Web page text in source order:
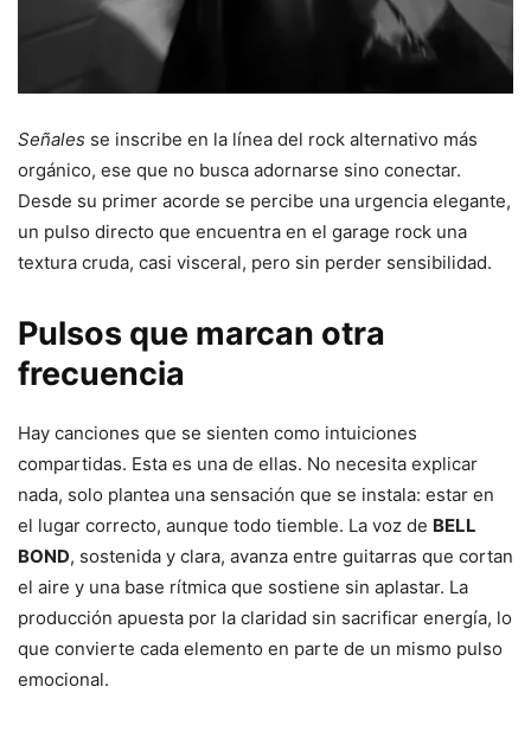
Señales se inscribe en la línea del rock alternativo más
orgánico, ese que no busca adornarse sino conectar.
Desde su primer acorde se percibe una urgencia elegante,
un pulso directo que encuentra en el garage rock una
textura cruda, casi visceral, pero sin perder sensibilidad.
Pulsos que marcan otra
frecuencia
Hay canciones que se sienten como intuiciones
compartidas. Esta es una de ellas. No necesita explicar
nada, solo plantea una sensación que se instala: estar en
el lugar correcto, aunque todo tiemble. La voz de BELL
BOND, sostenida y clara, avanza entre guitarras que cortan
el aire y una base rítmica que sostiene sin aplastar. La
producción apuesta por la claridad sin sacrificar energía, lo
que convierte cada elemento en parte de un mismo pulso
emocional.